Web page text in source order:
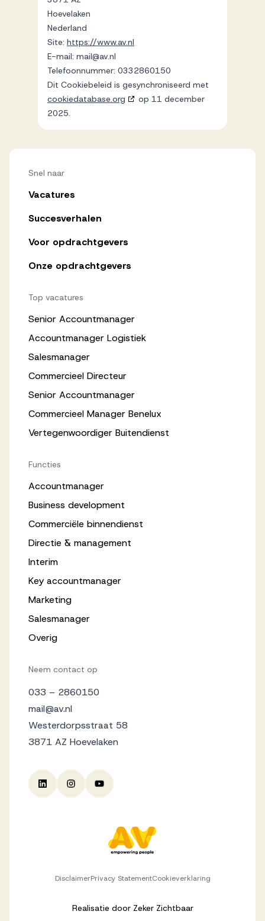
Hoevelaken
Nederland
Site: https://www.av.nl
E-mail: mail@av.nl
Telefoonnummer: 0332860150
Dit Cookiebeleid is gesynchroniseerd met
cookiedatabase.org
op 11 december
2025.
Snel naar
Vacatures
Succesverhalen
Voor opdrachtgevers
Onze opdrachtgevers
Top vacatures
Senior Accountmanager
Accountmanager Logistiek
Salesmanager
Commercieel Directeur
Senior Accountmanager
Commercieel Manager Benelux
Vertegenwoordiger Buitendienst
Functies
Accountmanager
Business development
Commerciële binnendienst
Directie & management
Interim
Key accountmanager
Marketing
Salesmanager
Overig
Neem contact op
033 – 2860150
mail@av.nl
Westerdorpsstraat 58
3871 AZ Hoevelaken
DisclaimerPrivacy StatementCookieverklaring
Realisatie door Zeker Zichtbaar